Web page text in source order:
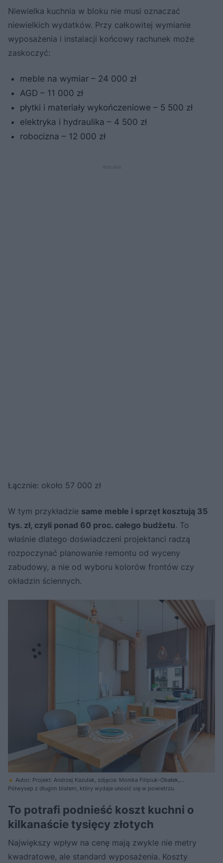
Niewielka kuchnia w bloku nie musi oznaczać
niewielkich wydatków. Przy całkowitej wymianie
wyposażenia i instalacji końcowy rachunek może
zaskoczyć:
meble na wymiar – 24 000 zł
AGD – 11 000 zł
płytki i materiały wykończeniowe – 5 500 zł
elektryka i hydraulika – 4 500 zł
robocizna – 12 000 zł
Łącznie: około 57 000 zł
W tym przykładzie same meble i sprzęt kosztują 35
tys. zł, czyli ponad 60 proc. całego budżetu. To
właśnie dlatego doświadczeni projektanci radzą
rozpoczynać planowanie remontu od wyceny
zabudowy, a nie od wyboru kolorów frontów czy
okładzin ściennych.
Autor: Projekt: Andrzej Kazulak, zdjęcia: Monika Filipiuk-Obałek,
stylizacja: Joanna Płachecka
Półwysep z długim blatem, który wydaje unosić się w powietrzu.
To potrafi podnieść koszt kuchni o
kilkanaście tysięcy złotych
Największy wpływ na cenę mają zwykle nie metry
kwadratowe, ale standard wyposażenia. Koszty